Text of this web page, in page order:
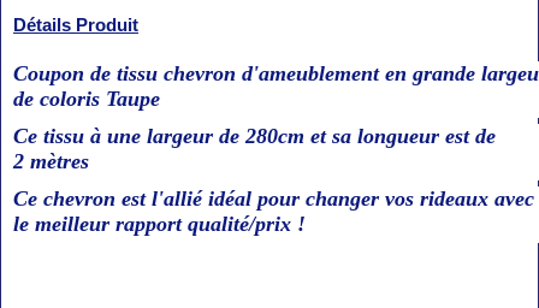
Détails Produit
Coupon de tissu chevron d'ameublement en grande
de coloris Taupe
Ce tissu à une largeur de 280cm et sa longueur est de
2 mètres
Ce chevron est l'allié idéal pour changer vos rideaux avec
le meilleur rapport qualité/prix !